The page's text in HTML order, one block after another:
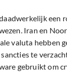
een
Iran en
valuta hebben
te
gebruikt om